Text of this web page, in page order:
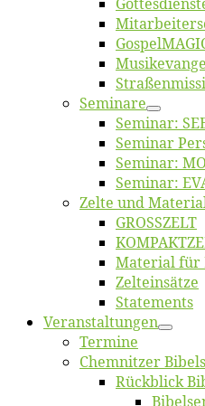
Se­mi­na­re
Se­mi­nar:
Se­mi­nar
Se­mi­nar:
Se­mi­nar:
Zel­te und
GROSSZELT
Ma­te­ri­al für
Zelt­ein­sät­ze
State­ments
Ver­an­stal­tun­gen
Ter­mi­ne
Chemnit­zer
Rück­blick